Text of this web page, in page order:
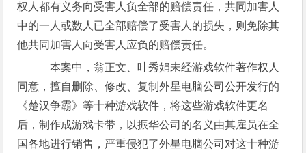
权人都有义务向受害人负全部的赔偿责任，共同加害人
中的一人或数人已全部赔偿了受害人的损失，则免除其
他共同加害人向受害人应负的赔偿责任。
本案中，翁正文、叶秀娟未经游戏软件著作权人
同意，擅自删除、修改、复制外星电脑公司公开发行的
《楚汉争霸》等十种游戏软件，将这些游戏软件更名
后，制作成游戏卡带，以振华公司的名义由其雇员在全
国各地进行销售，严重侵犯了外星电脑公司对这十种游